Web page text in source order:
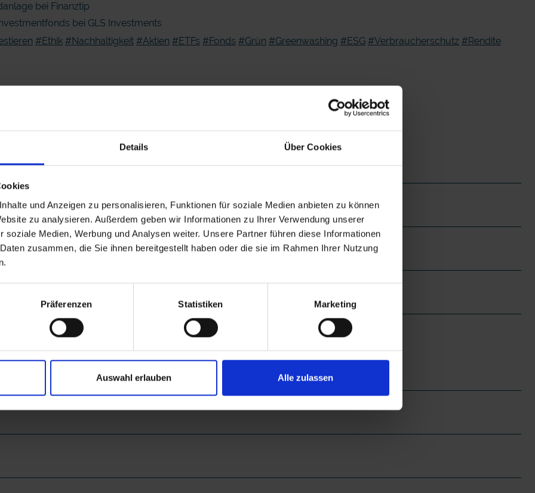
Details Über Cookies
und Anzeigen zu personalisieren, Funktionen für soziale Medien anbieten zu können
zu analysieren. Außerdem geben wir Informationen zu Ihrer Verwendung unserer
soziale Medien, Werbung und Analysen weiter. Unsere Partner führen diese Informationen
zusammen, die Sie ihnen bereitgestellt haben oder die sie im Rahmen Ihrer Nutzung
Präferenzen Statistiken Marketing
Auswahl erlauben Alle zulassen
bei Finanztip
bei GLS Investments
#Ethik #Nachhaltigkeit #Aktien #ETFs #Fonds #Grün #Greenwashing #ESG #Verbraucherschutz #Rendite